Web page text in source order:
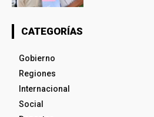
CATEGORÍAS
Gobierno
Regiones
Internacional
Social